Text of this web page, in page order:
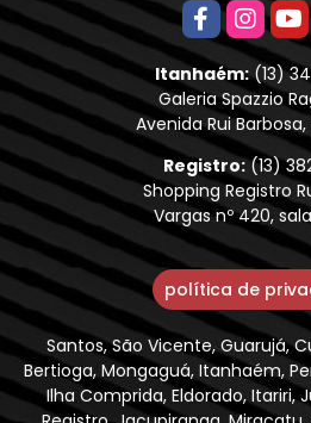
Itanhaém:(13)
Galeria Spazzio
Avenida Rui Barbosa,
Registro:(13)
Shopping Registro
Vargas nº 420,
política de
Santos, São Vicente, Guarujá,
Bertioga, Mongaguá, Itanhaém,
Ilha Comprida, Eldorado, Itariri,